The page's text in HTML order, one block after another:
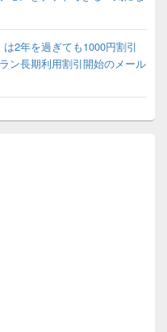
2年を過ぎても1000円割引
ン長期利用割引開始のメール